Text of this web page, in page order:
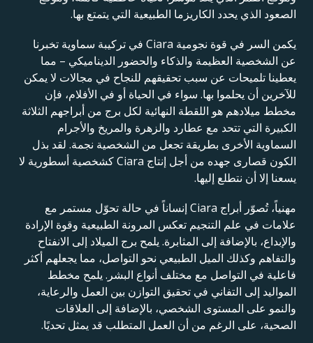
الصعود الذي يحدد الكاريزما الطبيعية التي يتمتع بها.
يكمن السر في قوة نجومية Ciara في تركيبة سماوية تخبرنا
عن الشخصية العظيمة والذكاء والحضور الديناميكي – مما
يعطينا تلميحات عن سبب تحقيقهم للنجاح في مجالات لا يمكن
للآخرين أن يحلموا بها. سواء في الحياة أو في الأفلام، فإن
مخطط ميلادهم هو اللقطة النهائية لكل برج من أبراجهم الثلاثة
الكبيرة التي تتحد مع عطارد والزهرة والمريخ والأجرام
السماوية الأخرى بطريقة تجعل من الشخصية نجمة. لقد بذل
الكون قصارى جهده من أجل إنتاج Ciara كشخصية أسطورية لا
يسعنا إلا أن نتطلع إليها.
مهنياً، تُصوّر أبراج Ciara إنساناً في حالة تحوّل مستمر مع
علامات في علم التنجيم تعكس المرونة الطبيعية وقوة الإرادة
والإبداع، بالإضافة إلى المثابرة. يلمح برج الميلاد إلى الانفتاح
والتفاهم وكذلك الميل الطبيعي نحو التواصل، مما يجعلهم أكثر
فاعلية في التواصل مع مختلف أنواع البشر. يلمح مخطط
المواليد إلى التفاني في تحقيق التوازن بين العمل والرعاية،
والنمو على المستوى الشخصي، بالإضافة إلى العلاقات
الصحية، على الرغم من أن العمل المتطلب قد يمثل تحديًا.